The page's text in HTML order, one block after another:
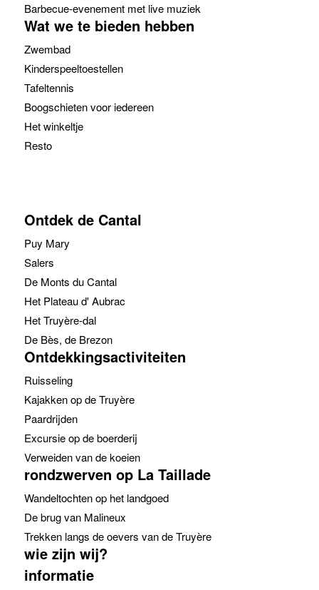
Barbecue-evenement met live muziek
Wat we te bieden hebben
Zwembad
Kinderspeeltoestellen
Tafeltennis
Boogschieten voor iedereen
Het winkeltje
Resto
Ontdek de Cantal
Puy Mary
Salers
De Monts du Cantal
Het Plateau d' Aubrac
Het Truyère-dal
De Bès, de Brezon
Ontdekkingsactiviteiten
Ruisseling
Kajakken op de Truyère
Paardrijden
Excursie op de boerderij
Verweiden van de koeien
rondzwerven op La Taillade
Wandeltochten op het landgoed
De brug van Malineux
Trekken langs de oevers van de Truyère
wie zijn wij?
informatie